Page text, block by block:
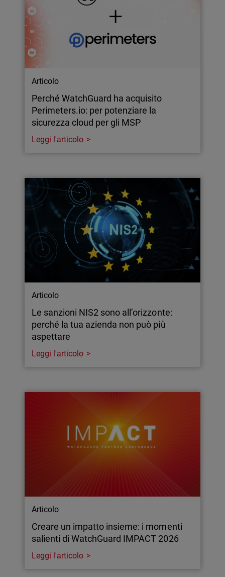
Articolo
Perché WatchGuard ha acquisito
Perimeters.io: per potenziare la
sicurezza cloud per gli MSP
Leggi l'articolo
Articolo
Le sanzioni NIS2 sono all’orizzonte:
perché la tua azienda non può più
aspettare
Leggi l'articolo
Articolo
Creare un impatto insieme: i momenti
salienti di WatchGuard IMPACT 2026
Leggi l'articolo